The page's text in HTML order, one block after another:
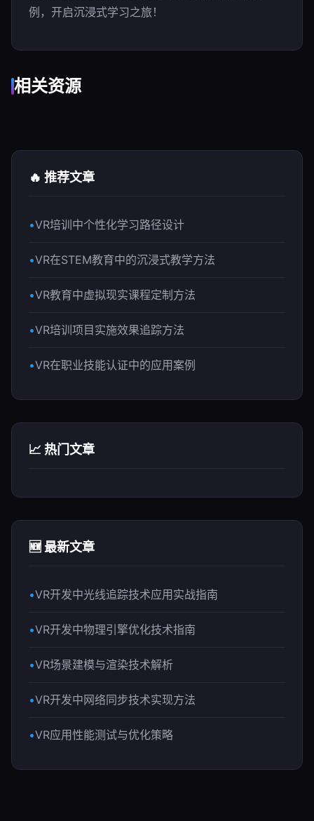
例，开启沉浸式学习之旅！
相关资源
🔥 推荐文章
VR培训中个性化学习路径设计
VR在STEM教育中的沉浸式教学方法
VR教育中虚拟现实课程定制方法
VR培训项目实施效果追踪方法
VR在职业技能认证中的应用案例
📈 热门文章
🆕 最新文章
VR开发中光线追踪技术应用实战指南
VR开发中物理引擎优化技术指南
VR场景建模与渲染技术解析
VR开发中网络同步技术实现方法
VR应用性能测试与优化策略